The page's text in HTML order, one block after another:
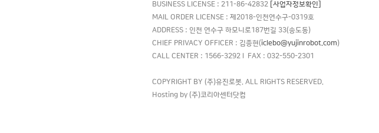
BUSINESS LICENSE : 211-86-42832
[사업자정보확인]
MAIL ORDER LICENSE : 제2018-인천연수구-0319호
ADDRESS : 인천 연수구 하모니로187번길 33(송도동)
CHIEF PRIVACY OFFICER : 김종현(iclebo@yujinrobot.com)
CALL CENTER : 1566-3292 l FAX : 032-550-2301
COPYRIGHT BY (주)유진로봇. ALL RIGHTS RESERVED.
Hosting by (주)코리아센터닷컴